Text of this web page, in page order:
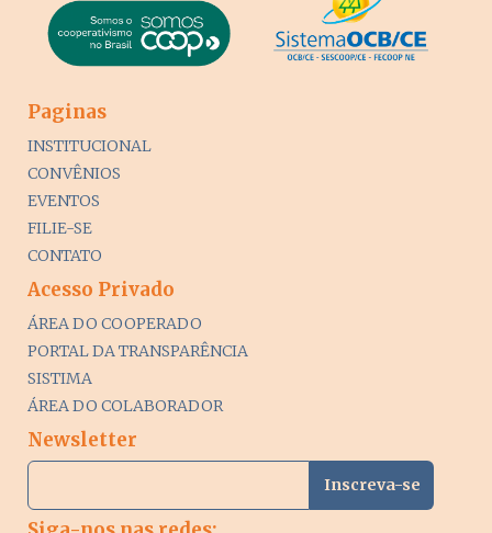
Paginas
INSTITUCIONAL
CONVÊNIOS
EVENTOS
FILIE-SE
CONTATO
Acesso Privado
ÁREA DO COOPERADO
PORTAL DA TRANSPARÊNCIA
SISTIMA
ÁREA DO COLABORADOR
Newsletter